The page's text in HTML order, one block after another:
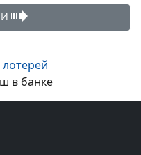
в банке